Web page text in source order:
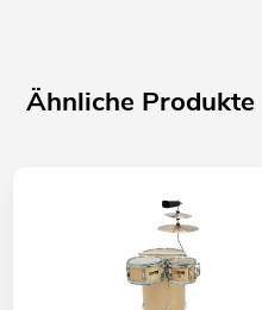
Ähnliche Produkte